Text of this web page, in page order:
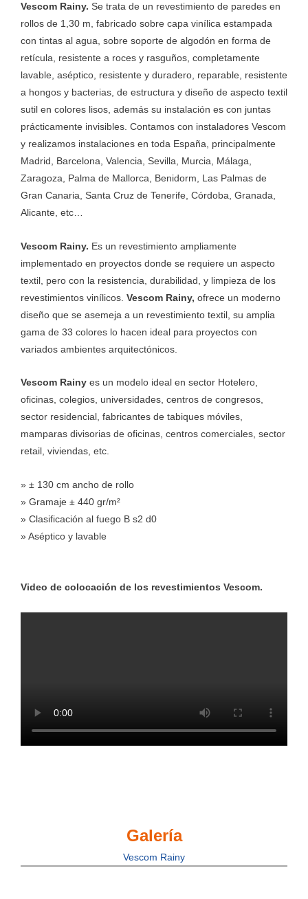
Vescom Rainy. Se trata de un revestimiento de paredes en
rollos de 1,30 m, fabricado sobre capa vinílica estampada
con tintas al agua, sobre soporte de algodón en forma de
retícula, resistente a roces y rasguños, completamente
lavable, aséptico, resistente y duradero, reparable, resistente
a hongos y bacterias, de estructura y diseño de aspecto textil
sutil en colores lisos, además su instalación es con juntas
prácticamente invisibles. Contamos con instaladores Vescom
y realizamos instalaciones en toda España, principalmente
Madrid, Barcelona, Valencia, Sevilla, Murcia, Málaga,
Zaragoza, Palma de Mallorca, Benidorm, Las Palmas de
Gran Canaria, Santa Cruz de Tenerife, Córdoba, Granada,
Alicante, etc…
Vescom Rainy. Es un revestimiento ampliamente
implementado en proyectos donde se requiere un aspecto
textil, pero con la resistencia, durabilidad, y limpieza de los
revestimientos vinílicos. Vescom Rainy, ofrece un moderno
diseño que se asemeja a un revestimiento textil, su amplia
gama de 33 colores lo hacen ideal para proyectos con
variados ambientes arquitectónicos.
Vescom Rainy es un modelo ideal en sector Hotelero,
oficinas, colegios, universidades, centros de congresos,
sector residencial, fabricantes de tabiques móviles,
mamparas divisorias de oficinas, centros comerciales, sector
retail, viviendas, etc.
» ± 130 cm ancho de rollo
» Gramaje ± 440 gr/m²
» Clasificación al fuego B s2 d0
» Aséptico y lavable
Video de colocación de los revestimientos Vescom.
Galería
Vescom Rainy